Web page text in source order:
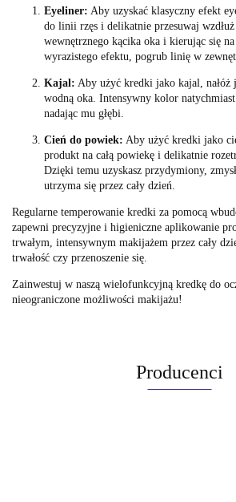
Eyeliner: Aby uzyskać klasyczny efekt
do linii rzęs i delikatnie przesuwaj
wewnętrznego kącika oka i kierując się
wyrazistego efektu, pogrub linię w
Kajal: Aby użyć kredki jako kajal, nałóż
wodną oka. Intensywny kolor
nadając mu głębi.
Cień do powiek: Aby użyć kredki jako
produkt na całą powiekę i delikatnie
Dzięki temu uzyskasz przydymiony,
utrzyma się przez cały dzień.
Regularne temperowanie kredki za pomocą
zapewni precyzyjne i higieniczne aplikowanie
trwałym, intensywnym makijażem przez cały
trwałość czy przenoszenie się.
Zainwestuj w naszą wielofunkcyjną kredkę do
nieograniczone możliwości makijażu!
Producenci